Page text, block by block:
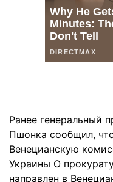
Ранее генеральный
Пшонка сообщил,
Венецианскую
Украины О
направлен в